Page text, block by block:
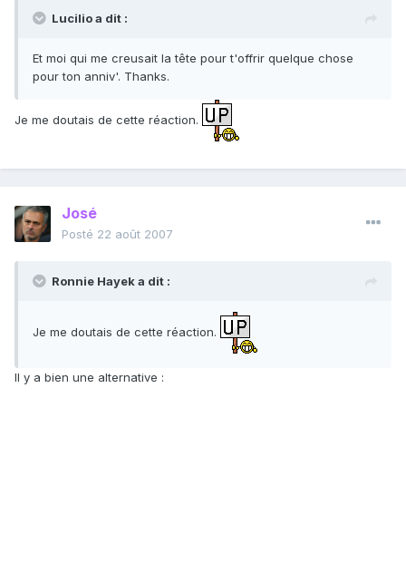
Lucilio a dit :
Et moi qui me creusait la tête pour t'offrir quelque chose
pour ton anniv'. Thanks.
Je me doutais de cette réaction.
José
Posté 22 août 2007
Ronnie Hayek a dit :
Je me doutais de cette réaction.
Il y a bien une alternative :